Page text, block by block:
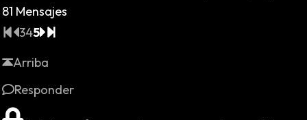
81 Mensajes
345
Arriba
Responder